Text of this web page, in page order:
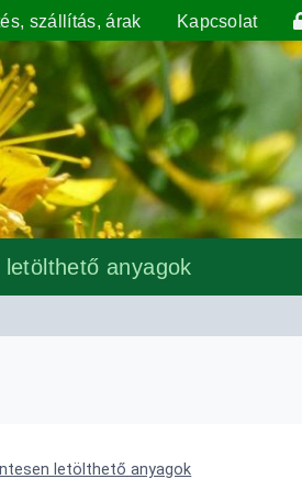
szállítás, árak Kapcsolat
anyagok
letölthető anyagok